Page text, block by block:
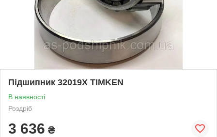
Підшипник 32019X TIMKEN
В наявності
Роздріб
3 636 ₴